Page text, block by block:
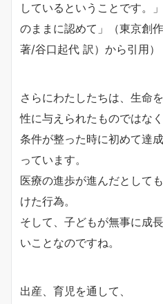
しているということです。
のままに認めて」（東京創
著/谷口起代 訳）から引用）
さらにわたしたちは、生命
性に与えられたものではなく
条件が整った時に初めて達
っています。
医療の進歩が進んだとして
けた行為。
そして、子どもが無事に成
いことなのですね。
出産、育児を通して、